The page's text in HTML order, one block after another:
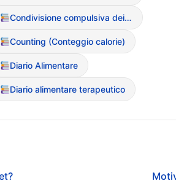
Condivisione compulsiva dei pasti
Counting (Conteggio calorie)
Diario Alimentare
Diario alimentare terapeutico